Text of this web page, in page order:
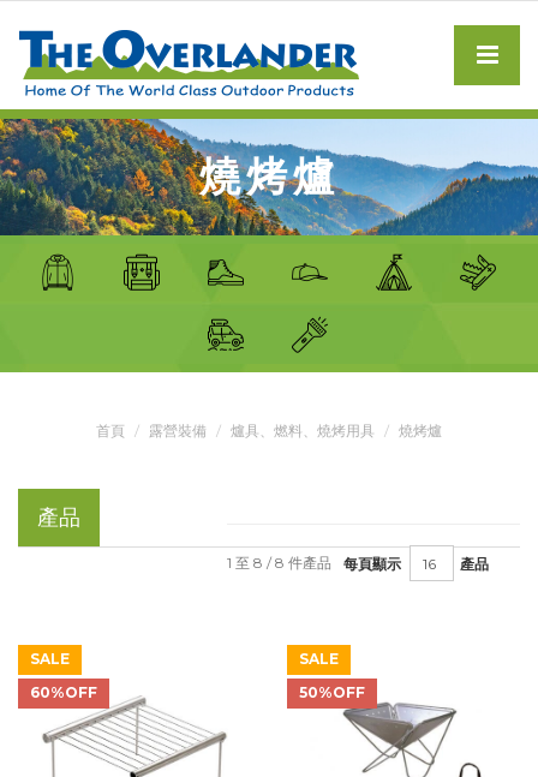
燒烤爐
首頁 露營裝備 爐具、燃料、燒烤用具 燒烤爐
產品
每頁顯示 產品
1 至 8 / 8 件產品
SALE
60%OFF
SALE
50%OFF